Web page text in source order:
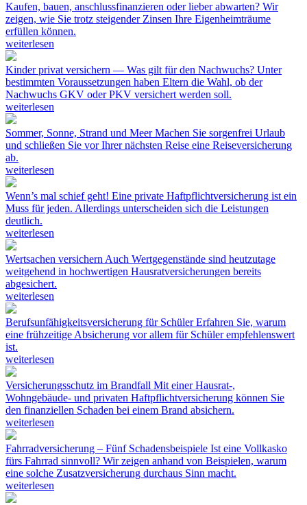
Kaufen, bauen, anschlussfinanzieren oder lieber abwarten? Wir
zeigen, wie Sie trotz steigender Zinsen Ihre Eigenheimträume
erfüllen können.
weiterlesen
Kinder privat versichern — Was gilt für den Nachwuchs? Unter
bestimmten Voraussetzungen haben Eltern die Wahl, ob der
Nachwuchs GKV oder PKV versichert werden soll.
weiterlesen
Sommer, Sonne, Strand und MeerMachen Sie sorgenfrei Urlaub
und schließen Sie vor Ihrer nächsten Reise eine Reiseversicherung
ab.
weiterlesen
Wenn’s mal schief geht! Eine private Haftpflichtversicherung ist ein
Muss für jeden. Allerdings unterscheiden sich die Leistungen
deutlich.
weiterlesen
Wertsachen versichern Auch Wertgegenstände sind heutzutage
weitgehend in hochwertigen Hausratversicherungen bereits
abgesichert.
weiterlesen
Berufsunfähigkeitsversicherung für SchülerErfahren Sie, warum
eine frühzeitige Absicherung vor allem für Schüler empfehlenswert
ist.
weiterlesen
Versicherungsschutz im Brandfall Mit einer Hausrat-,
Wohngebäude- und privaten Haftpflichtversicherung können Sie
den finanziellen Schaden bei einem Brand absichern.
weiterlesen
Fahrradversicherung – Fünf Schadensbeispiele Ist eine Vollkasko
fürs Fahrrad sinnvoll? Wir zeigen anhand von Beispielen, warum
eine solche Zusatzversicherung durchaus Sinn macht.
weiterlesen